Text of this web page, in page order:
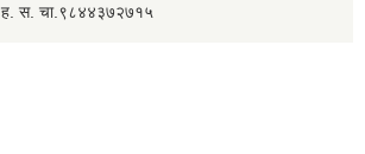
ह. स. चा.९८४४३७२७१५